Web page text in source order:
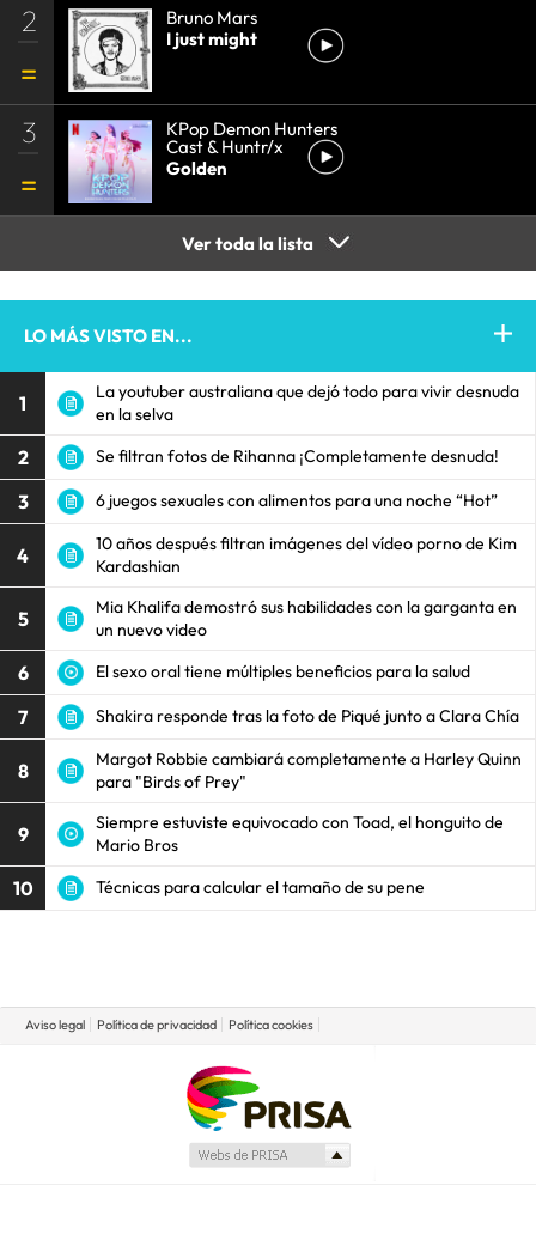
2
Bruno Mars
I just might
3 KPop Demon Hunters
Cast & Huntr/x
Golden
Ver toda la lista
LO MÁS VISTO EN...
1
La youtuber australiana que dejó todo para vivir desnuda
en la selva
2 Se filtran fotos de Rihanna ¡Completamente desnuda!
3 6 juegos sexuales con alimentos para una noche “Hot”
4
10 años después filtran imágenes del vídeo porno de Kim
Kardashian
5
Mia Khalifa demostró sus habilidades con la garganta en
un nuevo video
6 El sexo oral tiene múltiples beneficios para la salud
7 Shakira responde tras la foto de Piqué junto a Clara Chía
8
Margot Robbie cambiará completamente a Harley Quinn
para "Birds of Prey"
9
Siempre estuviste equivocado con Toad, el honguito de
Mario Bros
10 Técnicas para calcular el tamaño de su pene
Aviso legal Política de privacidad Política cookies